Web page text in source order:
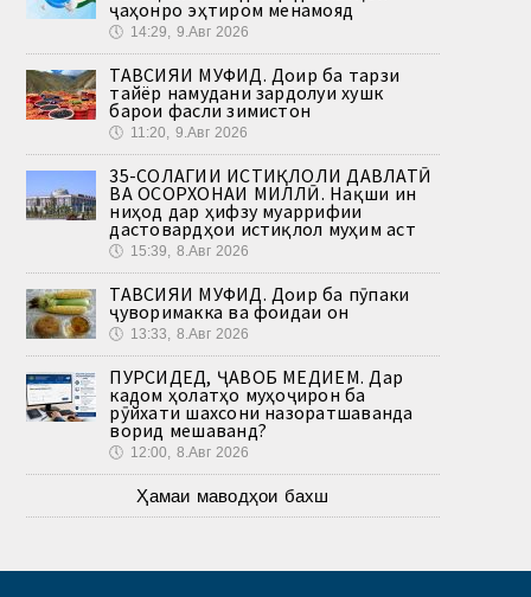
ҷаҳонро эҳтиром менамояд
🕔 14:29, 9.Авг 2026
ТАВСИЯИ МУФИД. Доир ба тарзи
тайёр намудани зардолуи хушк
барои фасли зимистон
🕔 11:20, 9.Авг 2026
35-СОЛАГИИ ИСТИҚЛОЛИ ДАВЛАТӢ
ВА ОСОРХОНАИ МИЛЛӢ. Нақши ин
ниҳод дар ҳифзу муаррифии
дастовардҳои истиқлол муҳим аст
🕔 15:39, 8.Авг 2026
ТАВСИЯИ МУФИД. Доир ба пӯпаки
ҷуворимакка ва фоидаи он
🕔 13:33, 8.Авг 2026
ПУРСИДЕД, ҶАВОБ МЕДИҲЕМ. Дар
кадом ҳолатҳо муҳоҷирон ба
рӯйхати шахсони назоратшаванда
ворид мешаванд?
🕔 12:00, 8.Авг 2026
Ҳамаи маводҳои бахш